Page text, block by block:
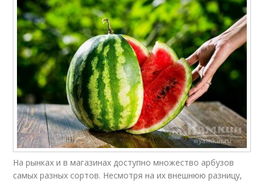
На рынках и в магазинах доступно множество арбузов
самых разных сортов. Несмотря на их внешнюю разницу,